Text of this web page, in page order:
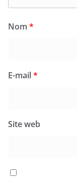
Nom *
E-mail*
Site web